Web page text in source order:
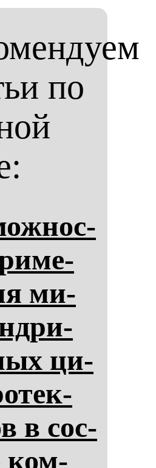
по
ми­
ци­
в сос­
ком­